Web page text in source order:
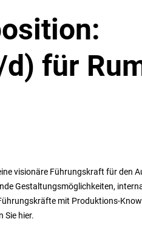
für
visionäre Führungskraft für den
Gestaltungsmöglichkeiten,
mit Produktions-
Sie hier.